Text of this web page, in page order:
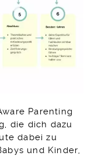
Parenting
die dich dazu
dabei zu
und Kinder,